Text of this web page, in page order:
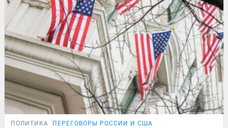
ПОЛИТИКА ПЕРЕГОВОРЫ РОССИИ И США